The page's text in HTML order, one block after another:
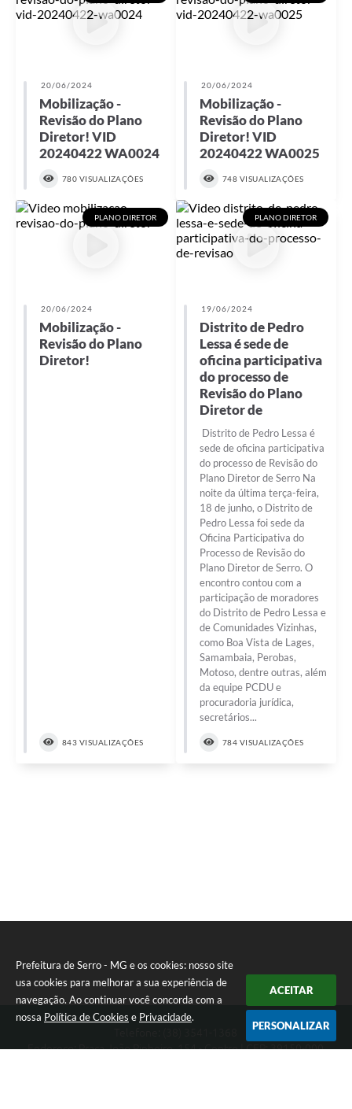
Prefeitura de Serro - MG e os cookies: nosso site
usa cookies para melhorar a sua experiência de
navegação. Ao continuar você concorda com a
nossa Política de Cookies e Privacidade.
ACEITAR
PERSONALIZAR
20/06/2024
Mobilização -
Revisão do Plano
Diretor! VID
20240422 WA0024
780 VISUALIZAÇÕES
20/06/2024
Mobilização -
Revisão do Plano
Diretor! VID
20240422 WA0025
748 VISUALIZAÇÕES
PLANO DIRETOR
20/06/2024
Mobilização -
Revisão do Plano
Diretor!
843 VISUALIZAÇÕES
PLANO DIRETOR
19/06/2024
Distrito de Pedro
Lessa é sede de
oficina participativa
do processo de
Revisão do Plano
Diretor de
Distrito de Pedro Lessa é
sede de oficina participativa
do processo de Revisão do
Plano Diretor de Serro Na
noite da última terça-feira,
18 de junho, o Distrito de
Pedro Lessa foi sede da
Oficina Participativa do
Processo de Revisão do
Plano Diretor de Serro. O
encontro contou com a
participação de moradores
do Distrito de Pedro Lessa e
de Comunidades Vizinhas,
como Boa Vista de Lages,
Samambaia, Perobas,
Motoso, dentre outras, além
da equipe PCDU e
procuradoria jurídica,
secretários...
784 VISUALIZAÇÕES
Endereço: Praça João Pinheiro, 154 - Centro | CEP: 39150-000